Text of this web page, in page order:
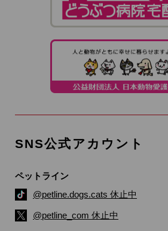
SNS公式アカウント
ペットライン
@petline.dogs.cats 休止中
@petline_com 休止中